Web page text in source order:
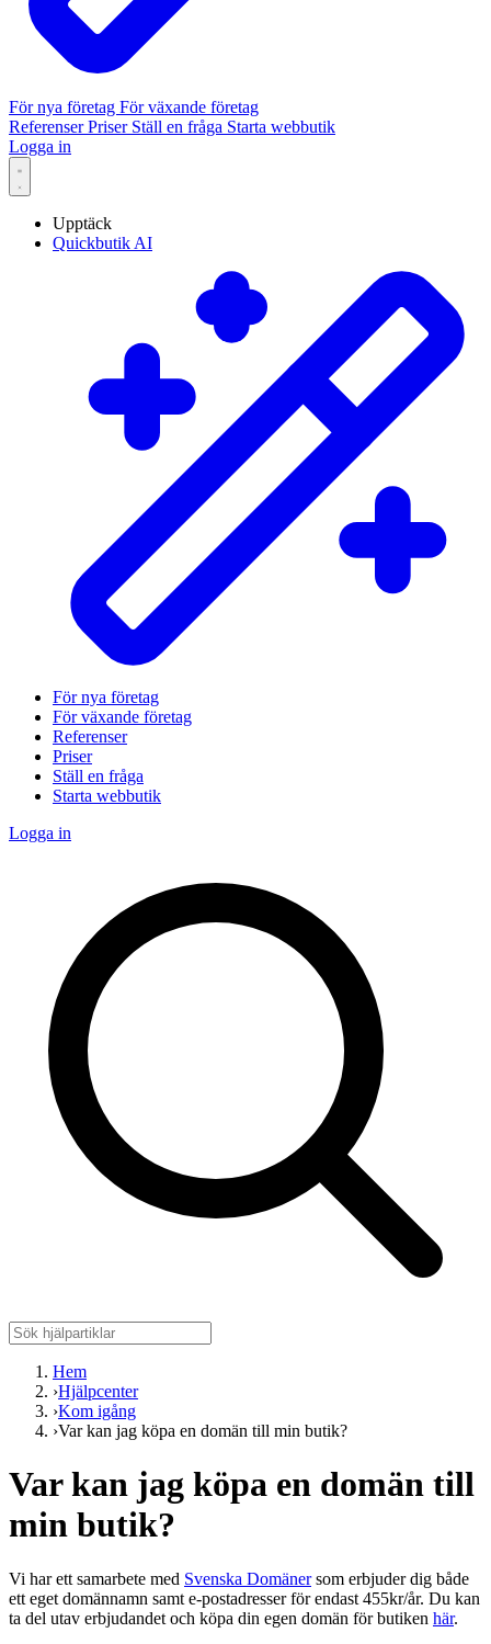
För nya företag För växande företag
ReferenserPriser Ställ en fråga Starta webbutik
Logga in
Upptäck
Quickbutik AI
För nya företag
För växande företag
Referenser
Priser
Ställ en fråga
Starta webbutik
Logga in
Hem
›Hjälpcenter
›Kom igång
›Var kan jag köpa en domän till min butik?
Var kan jag köpa en domän till
min butik?
Vi har ett samarbete med Svenska Domänersom erbjuder dig både
ett eget domännamn samt e-postadresser för endast 455kr/år. Du kan
ta del utav erbjudandet och köpa din egen domän för butiken här.